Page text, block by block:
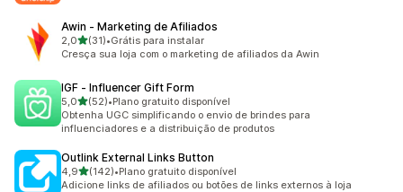
Awin ‑ Marketing de Afiliados
2,0de 5 estrelas
(31)
31 avaliações ao todo
•Grátis para instalar
Cresça sua loja com o marketing de afiliados da Awin
IGF ‑ Influencer Gift Form
5,0de 5 estrelas
(52)
52 avaliações ao todo
•Plano gratuito disponível
Obtenha UGC simplificando o envio de brindes para
influenciadores e a distribuição de produtos
Outlink External Links Button
4,9de 5 estrelas
(142)
142 avaliações ao todo
•Plano gratuito disponível
Adicione links de afiliados ou botões de links externos à loja